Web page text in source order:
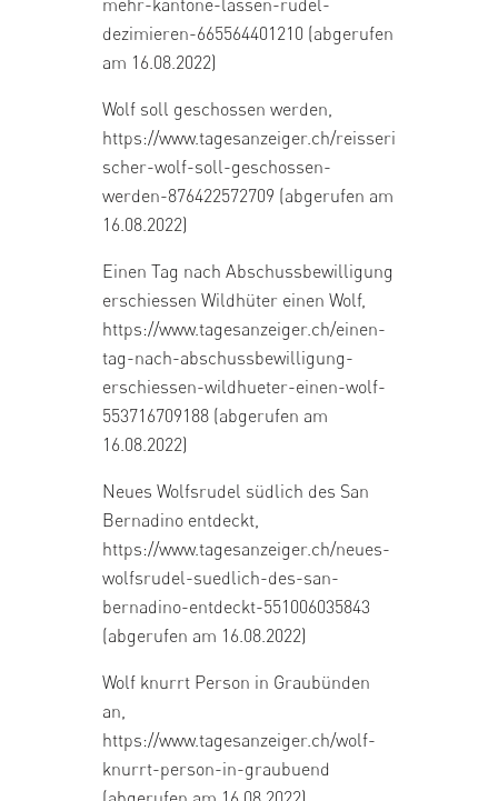
dezimieren-665564401210 (abgerufen
am 16.08.2022)
Wolf soll geschossen werden,
https://www.tagesanzeiger.ch/reisseri
scher-wolf-soll-geschossen-
werden-876422572709 (abgerufen am
16.08.2022)
Einen Tag nach Abschussbewilligung
erschiessen Wildhüter einen Wolf,
https://www.tagesanzeiger.ch/einen-
tag-nach-abschussbewilligung-
erschiessen-wildhueter-einen-wolf-
553716709188 (abgerufen am
16.08.2022)
Neues Wolfsrudel südlich des San
Bernadino entdeckt,
https://www.tagesanzeiger.ch/neues-
wolfsrudel-suedlich-des-san-
bernadino-entdeckt-551006035843
(abgerufen am 16.08.2022)
Wolf knurrt Person in Graubünden
an,
https://www.tagesanzeiger.ch/wolf-
knurrt-person-in-graubuend